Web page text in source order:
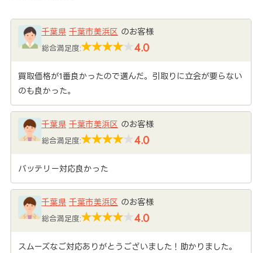
千葉県 千葉市美浜区 のお客様
総合満足度: 4.0
買取価格が1番良かったので選んだ。引取りに立会が要らない
のも良かった。
千葉県 千葉市美浜区 のお客様
総合満足度: 4.0
バッテリー対応良かった
千葉県 千葉市美浜区 のお客様
総合満足度: 4.0
スムーズなご対応ありがとうございました！助かりました。